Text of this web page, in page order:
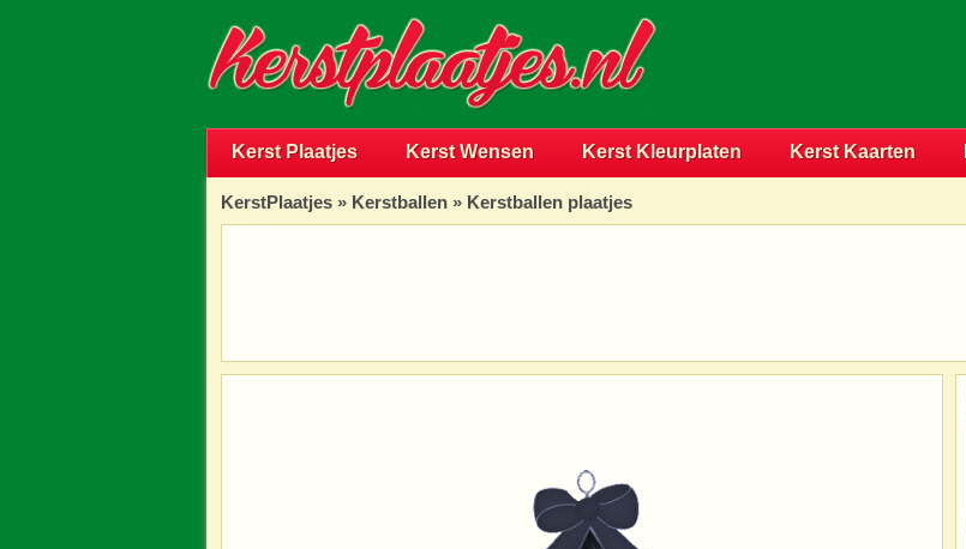
Kerst Plaatjes Kerst Wensen Kerst Kleurplaten Kerst Kaarten
KerstPlaatjes » Kerstballen » Kerstballen plaatjes